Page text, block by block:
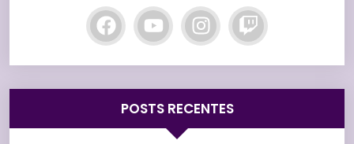
POSTS RECENTES